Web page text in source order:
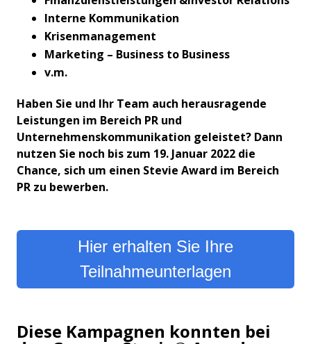
Interne Kommunikation
Krisenmanagement
Marketing – Business to Business
v.m.
Haben Sie und Ihr Team auch herausragende
Leistungen im Bereich PR und
Unternehmenskommunikation geleistet? Dann
nutzen Sie noch bis zum 19. Januar 2022 die
Chance, sich um einen Stevie Award im Bereich
PR zu bewerben.
Hier erhalten Sie Ihre
Teilnahmeunterlagen
Diese Kampagnen konnten bei